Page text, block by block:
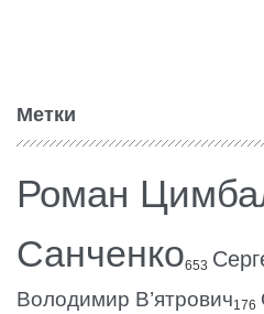
Метки
Роман
Санченко653
Володимир В’ятрович176